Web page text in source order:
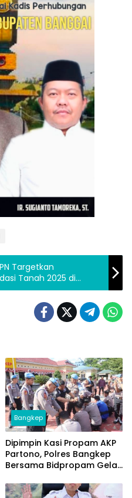
Targetkan
Tanah 2025 di
Bangkep
Dipimpin Kasi Propam AKP
Partono, Polres Bangkep
Bersama Bidpropam Gelar